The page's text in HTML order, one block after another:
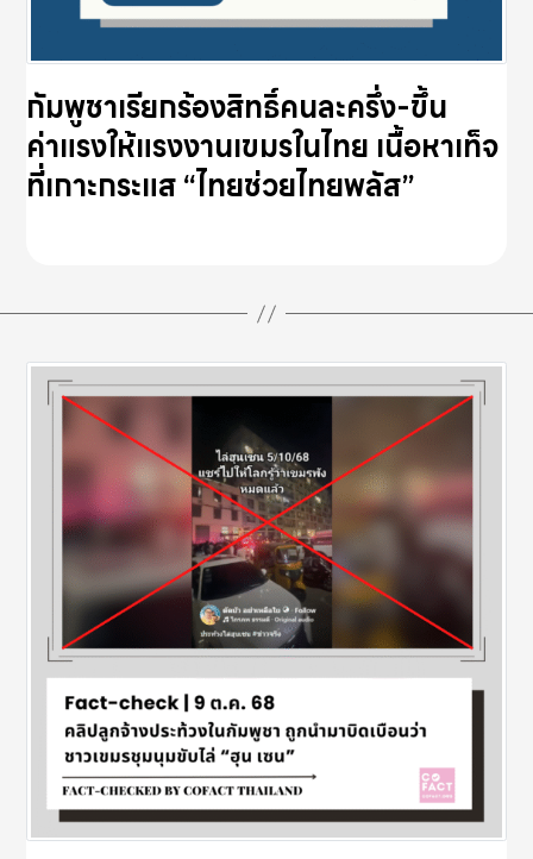
กัมพูชาเรียกร้องสิทธิ์คนละครึ่ง-ขึ้น
ค่าแรงให้แรงงานเขมรในไทย เนื้อหาเท็จ
ที่เกาะกระแส “ไทยช่วยไทยพลัส”